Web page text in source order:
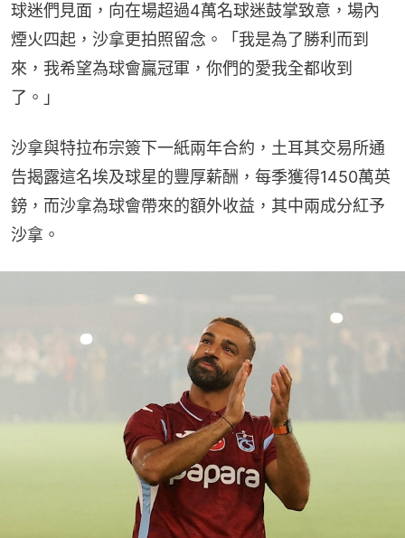
球迷們見面，向在場超過4萬名球迷鼓掌致意，場內
煙火四起，沙拿更拍照留念。「我是為了勝利而到
來，我希望為球會贏冠軍，你們的愛我全都收到
了。」
沙拿與特拉布宗簽下一紙兩年合約，土耳其交易所通
告揭露這名埃及球星的豐厚薪酬，每季獲得1450萬英
鎊，而沙拿為球會帶來的額外收益，其中兩成分紅予
沙拿。